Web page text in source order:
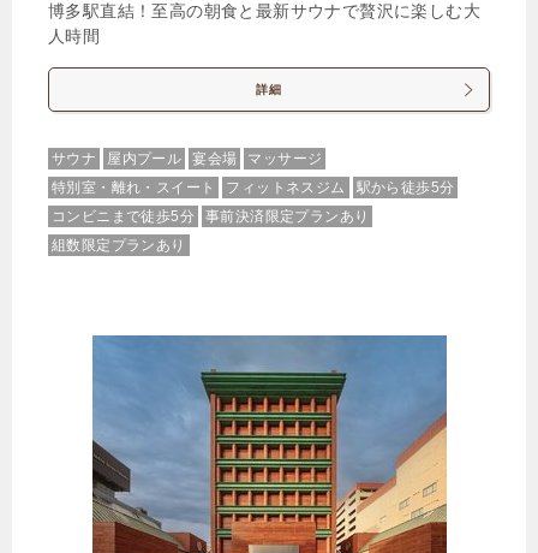
博多駅直結！至高の朝食と最新サウナで贅沢に楽しむ大
人時間
詳細
サウナ 屋内プール 宴会場
マッサージ
特別室・離れ・スイート
フィットネスジム
駅から徒歩5分
コンビニまで徒歩5分
事前決済限定プランあり
組数限定プランあり